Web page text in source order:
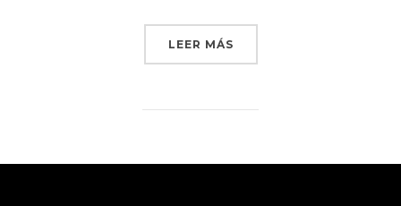
LEER MÁS